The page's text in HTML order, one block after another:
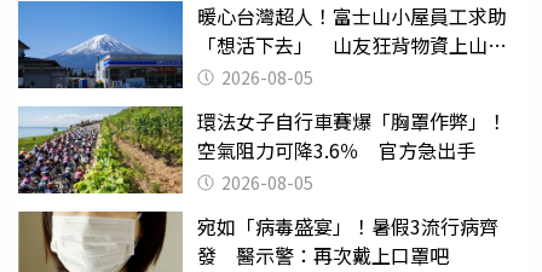
暖心台灣超人！富士山小屋員工求助
「想活下去」 山友狂背物資上山：
台灣真的是寶島
2026-08-05
環法女子自行車賽爆「胸罩作弊」！
空氣阻力可降3.6％ 官方急出手
2026-08-05
宛如「病毒盛宴」！暑假3流行病齊
發 醫示警：再次戴上口罩吧